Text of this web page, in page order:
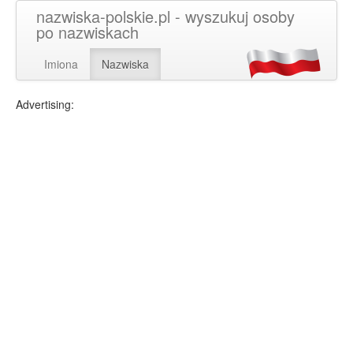
nazwiska-polskie.pl - wyszukuj osoby
po nazwiskach
Imiona Nazwiska
Advertising: